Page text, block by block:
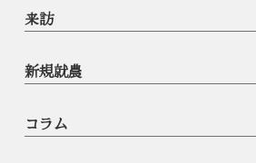
来訪
新規就農
コラム